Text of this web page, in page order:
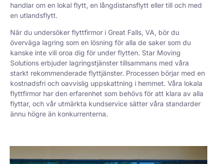
handlar om en lokal flytt, en långdistansflytt eller till och med
en utlandsflytt.
När du undersöker flyttfirmor i Great Falls, VA, bör du
överväga lagring som en lösning för alla de saker som du
kanske inte vill oroa dig för under flytten. Star Moving
Solutions erbjuder lagringstjänster tillsammans med våra
starkt rekommenderade flyttjänster. Processen börjar med en
kostnadsfri och oavvislig uppskattning i hemmet. Våra lokala
flyttfirmor har den erfarenhet som behövs för att klara av alla
flyttar, och vår utmärkta kundservice sätter våra standarder
ännu högre än konkurrenterna.